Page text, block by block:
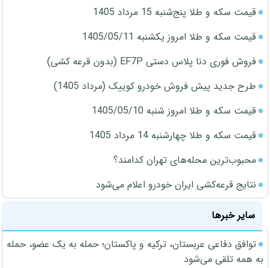
قیمت سکه و طلا پنج‌شنبه 15 مرداد 1405
قیمت سکه و طلا امروز یکشنبه 1405/05/11
فروش فوری دنا پلاس دستی EF7P (بدون قرعه کشی)
طرح جدید پیش فروش خودرو کوییک (مرداد 1405)
قیمت سکه و طلا امروز شنبه 1405/05/10
قیمت سکه و طلا چهارشنبه 14 مرداد 1405
محبوب‌ترین محله‌های تهران کدامند؟
نتایج قرعه‌کشی ایران خودرو اعلام می‌شود
سایر خبرها
توافق دفاعی عربستان، ترکیه و پاکستان؛ حمله به یک عضو، حمله
به همه تلقی می‌شود